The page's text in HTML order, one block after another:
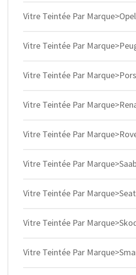
Vitre Teintée Par Marque>Opel
Vitre Teintée Par
Vitre Teintée Par
Vitre Teintée Par
Vitre Teintée Par
Vitre Teintée Par
Vitre Teintée Par Marque>Seat
Vitre Teintée Par
Vitre Teintée Par